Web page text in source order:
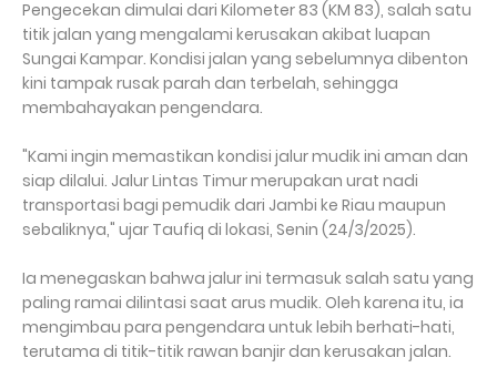
Pengecekan dimulai dari Kilometer 83 (KM 83), salah satu
titik jalan yang mengalami kerusakan akibat luapan
Sungai Kampar. Kondisi jalan yang sebelumnya dibenton
kini tampak rusak parah dan terbelah, sehingga
membahayakan pengendara.
"Kami ingin memastikan kondisi jalur mudik ini aman dan
siap dilalui. Jalur Lintas Timur merupakan urat nadi
transportasi bagi pemudik dari Jambi ke Riau maupun
sebaliknya," ujar Taufiq di lokasi, Senin (24/3/2025).
Ia menegaskan bahwa jalur ini termasuk salah satu yang
paling ramai dilintasi saat arus mudik. Oleh karena itu, ia
mengimbau para pengendara untuk lebih berhati-hati,
terutama di titik-titik rawan banjir dan kerusakan jalan.